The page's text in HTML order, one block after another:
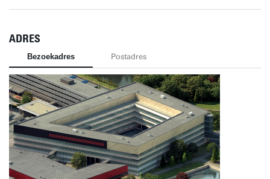
ADRES
Bezoekadres Postadres